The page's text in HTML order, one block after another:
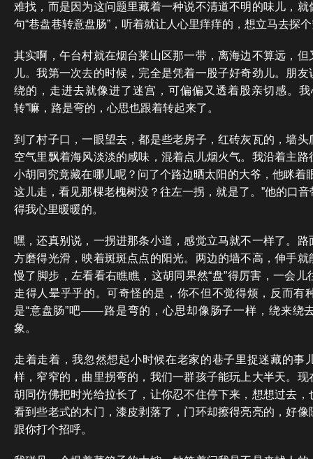
难找，而是因为这问题里藏着一种说不清道不明的味儿，
句“巷盘巷转意盘肠”，听着就让人心里痒痒的，想立马去探
其实啊，午台村就在烟台莱山区那一带，离海边不算远，
儿。我第一次去的时候，完全是凭着一股子好奇劲儿。朋
绕的，走进去就像进了迷宫，可偏偏又透着股亲切感。
转”嘛，路是弯的，心思也跟着转起来了。
到了村子口，一眼望去，都是些老房子，红砖灰瓦的，墙
空气里飘着海风淡淡的咸味，混着点儿烟火气。我沿着主
小胡同究竟藏在哪儿呢？问了个路边晒太阳的大爷，他眯着
这儿走，看见那棵老槐树没？往左一拐，就是了。”他的口
得我心里暖暖的。
嘿，还真别说，一拐进那条小道，感觉立马就不一样了。
方磨得光滑，映着斑斑点点的阳光。两边的墙不高，伸手
慢了脚步，左看看右瞧瞧，这胡同果然“盘”得厉害，一会
走得人晕乎乎的。可奇怪的是，你不但不觉得烦，反而有
是“意盘肠”吧——路是弯的，心思却像肠子一样，绕来绕
象。
走着走着，我忽然想起小时候在老家的巷子里捉迷藏的事
样，窄窄的，曲里拐弯的，我们一群孩子能玩上大半天。
胡同仿佛把时光给拉长了，让你忍不住停下来，想想过去
看到些老式的木门，漆皮剥落了，门环却擦得亮亮的，好
跟你打个招呼。